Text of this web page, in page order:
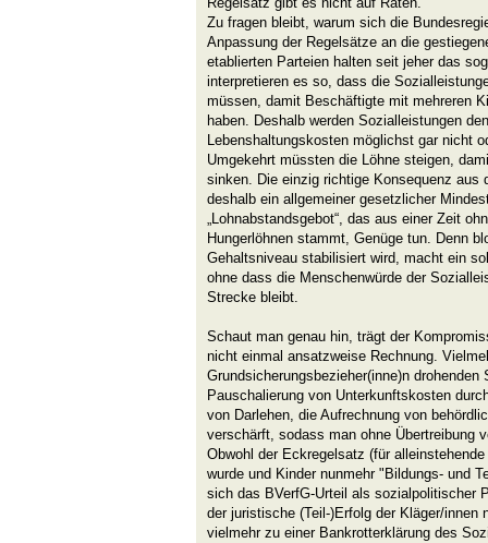
Zu fragen bleibt, warum sich die
Anpassung der Regelsätze an die
etablierten Parteien halten seit jeher das
interpretieren es so, dass die
müssen, damit Beschäftigte mit mehreren
haben. Deshalb werden Sozialleistungen
Lebenshaltungskosten möglichst gar nicht
Umgekehrt müssten die Löhne steigen,
sinken. Die einzig richtige Konsequenz aus
deshalb ein allgemeiner gesetzlicher
„Lohnabstandsgebot“, das aus einer Zeit
Hungerlöhnen stammt, Genüge tun. Denn
Gehaltsniveau stabilisiert wird, macht ein
ohne dass die Menschenwürde der
Strecke bleibt.
Schaut man genau hin, trägt der
nicht einmal ansatzweise Rechnung.
Grundsicherungsbezieher(inne)n
Pauschalierung von Unterkunftskosten
von Darlehen, die Aufrechnung von
verschärft, sodass man ohne Übertreibung
Obwohl der Eckregelsatz (für
wurde und Kinder nunmehr "Bildungs- und
sich das BVerfG-Urteil als sozialpolitischer
der juristische (Teil-)Erfolg der Kläger/innen
vielmehr zu einer Bankrotterklärung des